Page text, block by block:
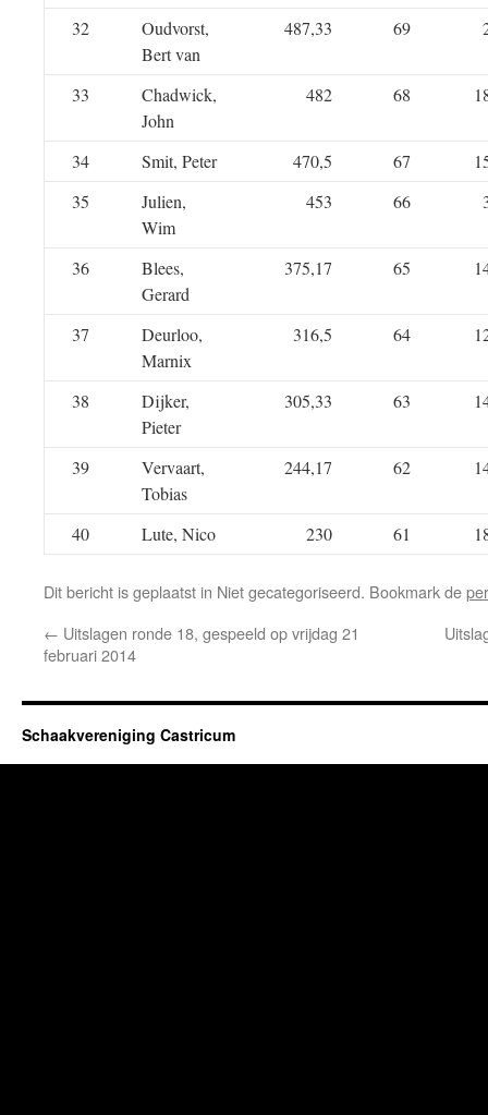
32
Oudvorst,
Bert van
487,33 69
33
Chadwick,
John
482 68
34 Smit, Peter 470,5 67
35
Julien,
Wim
453 66
36
Blees,
Gerard
375,17 65
37
Deurloo,
Marnix
316,5 64
38
Dijker,
Pieter
305,33 63
39
Vervaart,
Tobias
244,17 62
40 Lute, Nico 230 61
Dit bericht is geplaatst in Niet gecategoriseerd. Bookmark de
← Uitslagen ronde 18, gespeeld op vrijdag 21
februari 2014
Schaakvereniging Castricum